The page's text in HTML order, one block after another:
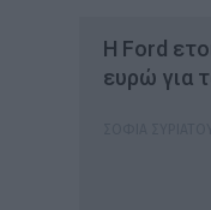
Η Ford
ευρώ για